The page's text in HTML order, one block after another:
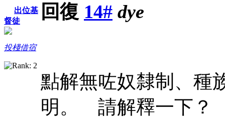
出位基
督徒
投棧借宿
回復 14# dye
點解無咗奴隸制、
明。 請解釋一下？